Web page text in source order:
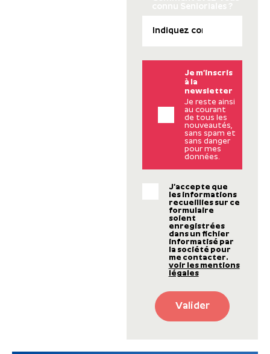
Je m’inscris
à la
newsletter
Je reste ainsi
au courant
de tous les
nouveautés,
sans spam et
sans danger
pour mes
données.
J’accepte que
les informations
recueillies sur ce
formulaire
soient
enregistrées
dans un fichier
informatisé par
la société pour
me contacter.
voir les mentions
légales
Valider